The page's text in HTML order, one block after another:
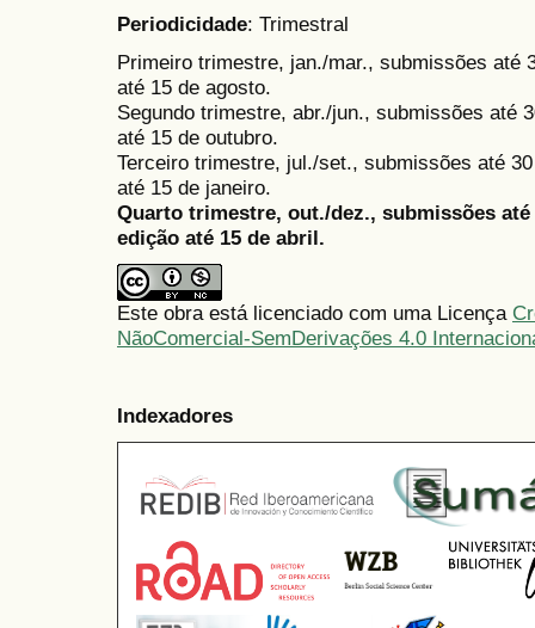
Periodicidade: Trimestral
Primeiro trimestre, jan./mar., submissões até
até 15 de agosto.
Segundo trimestre, abr./jun., submissões até
até 15 de outubro.
Terceiro trimestre, jul./set., submissões até
até 15 de janeiro.
Quarto trimestre, out./dez., submissões
edição até 15 de abril.
Este obra está licenciado com uma Licença
NãoComercial-SemDerivações 4.0
Indexadores